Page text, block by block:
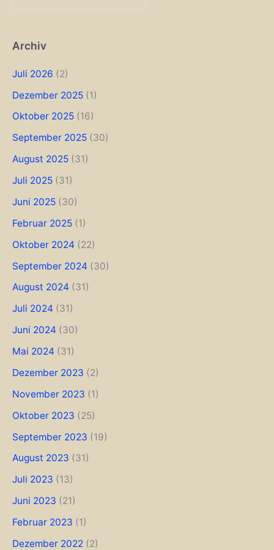
Archiv
Juli 2026 (2)
Dezember 2025 (1)
Oktober 2025 (16)
September 2025 (30)
August 2025 (31)
Juli 2025 (31)
Juni 2025 (30)
Februar 2025 (1)
Oktober 2024 (22)
September 2024 (30)
August 2024 (31)
Juli 2024 (31)
Juni 2024 (30)
Mai 2024 (31)
Dezember 2023 (2)
November 2023 (1)
Oktober 2023 (25)
September 2023 (19)
August 2023 (31)
Juli 2023 (13)
Juni 2023 (21)
Februar 2023 (1)
Dezember 2022 (2)